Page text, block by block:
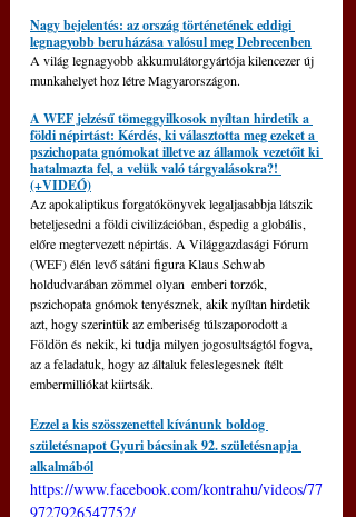
Nagy bejelentés: az ország történetének eddigi
legnagyobb beruházása valósul meg Debrecenben
A világ legnagyobb akkumulátorgyártója kilencezer új
munkahelyet hoz létre Magyarországon.
A WEF jelzésű tömeggyilkosok nyíltan hirdetik a
földi népirtást: Kérdés, ki választotta meg ezeket a
pszichopata gnómokat illetve az államok vezetőit ki
hatalmazta fel, a velük való tárgyalásokra?!
(+VIDEÓ)
Az apokaliptikus forgatókönyvek legaljasabbja látszik
beteljesedni a földi civilizációban, éspedig a globális,
előre megtervezett népirtás. A Világgazdasági Fórum
(WEF) élén levő sátáni figura Klaus Schwab
holdudvarában zömmel olyan  emberi torzók,
pszichopata gnómok tenyésznek, akik nyíltan hirdetik
azt, hogy szerintük az emberiség túlszaporodott a
Földön és nekik, ki tudja milyen jogosultságtól fogva,
az a feladatuk, hogy az általuk feleslegesnek ítélt
embermilliókat kiirtsák.
Ezzel a kis szösszenettel kívánunk boldog
születésnapot Gyuri bácsinak 92. születésnapja
alkalmából
https://www.facebook.com/kontrahu/videos/77
9727926547752/